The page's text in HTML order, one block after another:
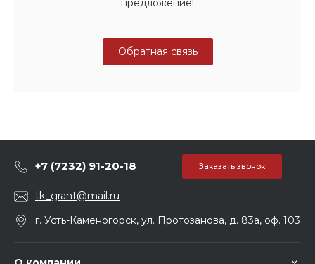
предложение!
Обратная связь
+7 (7232) 91-20-18 Заказать звонок
tk_grant@mail.ru
г. Усть-Каменогорск, ул. Протозанова, д. 83а, оф. 103